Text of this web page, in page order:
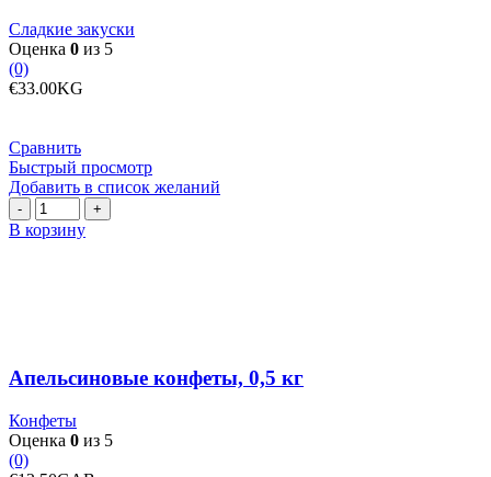
Сладкие закуски
Оценка 0 из 5
(0)
€33.00KG
Сравнить
Быстрый просмотр
Добавить в список желаний
Количество
товара
Апельсиновые
В корзину
Апельсиновые конфеты, 0,5 кг
Конфеты
Оценка 0 из 5
(0)